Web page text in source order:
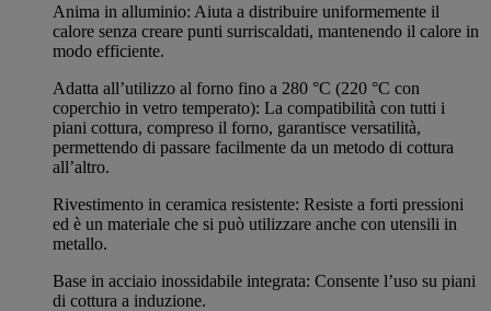
Anima in alluminio: Aiuta a distribuire uniformemente il
calore senza creare punti surriscaldati, mantenendo il calore in
modo efficiente.
Adatta all’utilizzo al forno fino a 280 °C (220 °C con
coperchio in vetro temperato): La compatibilità con tutti i
piani cottura, compreso il forno, garantisce versatilità,
permettendo di passare facilmente da un metodo di cottura
all’altro.
Rivestimento in ceramica resistente: Resiste a forti pressioni
ed è un materiale che si può utilizzare anche con utensili in
metallo.
Base in acciaio inossidabile integrata: Consente l’uso su piani
di cottura a induzione.